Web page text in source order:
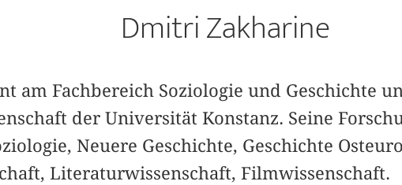
Dmitri Zakharine
am Fachbereich Soziologie und Geschichte
der Universität Konstanz. Seine
Neuere Geschichte, Geschichte
Literaturwissenschaft, Filmwissenschaft.